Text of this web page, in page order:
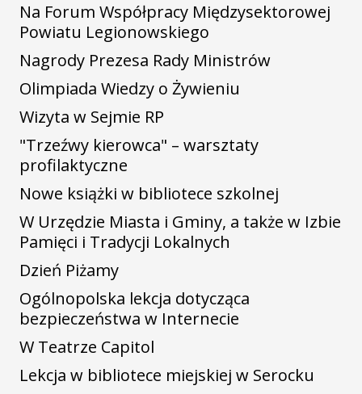
Na Forum Współpracy Międzysektorowej
Powiatu Legionowskiego
Nagrody Prezesa Rady Ministrów
Olimpiada Wiedzy o Żywieniu
Wizyta w Sejmie RP
"Trzeźwy kierowca" – warsztaty
profilaktyczne
Nowe książki w bibliotece szkolnej
W Urzędzie Miasta i Gminy, a także w Izbie
Pamięci i Tradycji Lokalnych
Dzień Piżamy
Ogólnopolska lekcja dotycząca
bezpieczeństwa w Internecie
W Teatrze Capitol
Lekcja w bibliotece miejskiej w Serocku